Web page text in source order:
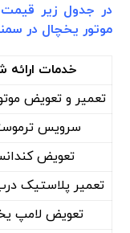
در جدول زیر قیمت
موتور یخچال در
خدمات ارائه
تعمیر و تعویض
سرویس
تعویض
تعمیر پلاستیک
تعویض لامپ